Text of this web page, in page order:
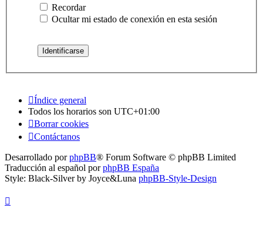
Recordar
Ocultar mi estado de conexión en esta sesión
Índice general
Todos los horarios son UTC+01:00
Borrar cookies
Contáctanos
Desarrollado porphpBB® Forum Software © phpBB Limited
Traducción al español porphpBB España
Style: Black-Silver by Joyce&Luna phpBB-Style-Design